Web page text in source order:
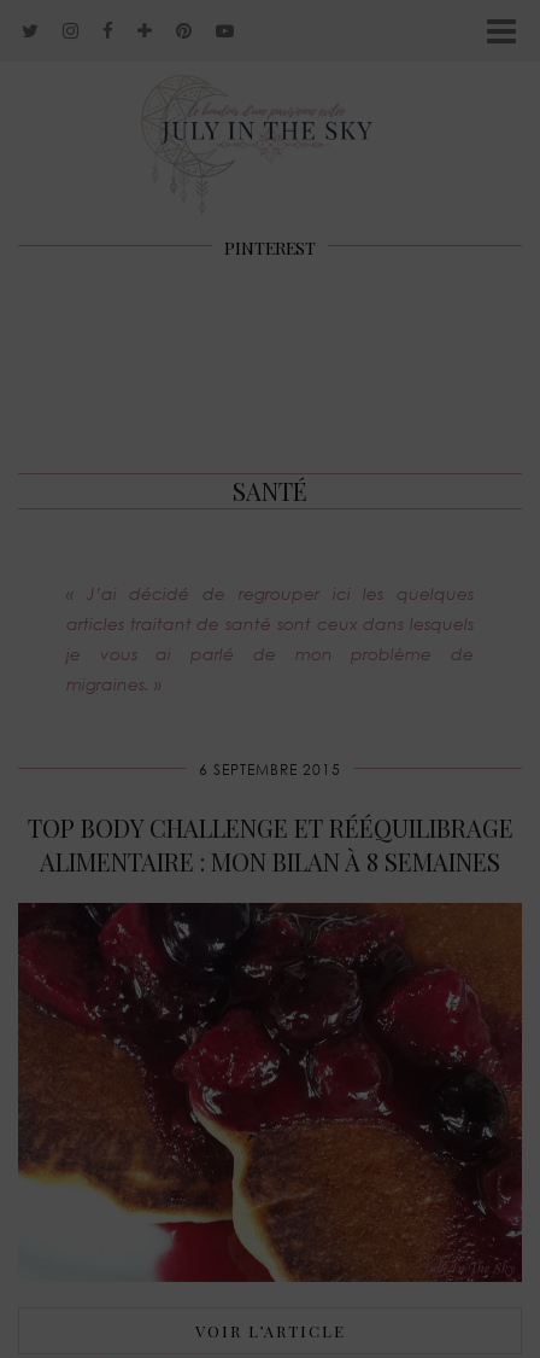
PINTEREST
SANTÉ
« J’ai décidé de regrouper ici les quelques
articles traitant de santé sont ceux dans lesquels
je vous ai parlé de mon problème de
migraines. »
6 SEPTEMBRE 2015
TOP BODY CHALLENGE ET RÉÉQUILIBRAGE
ALIMENTAIRE : MON BILAN À 8 SEMAINES
VOIR L’ARTICLE